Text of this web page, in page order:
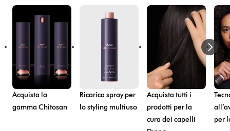
Acquista la
gamma Chitosan
Ricarica spray per
lo styling multiuso
Acquista tutti i
prodotti per la
cura dei capelli
per